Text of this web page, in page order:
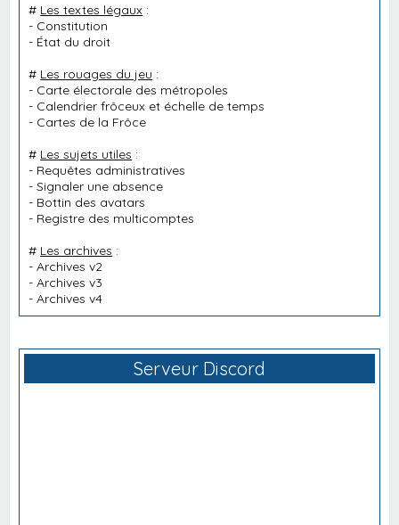
# Les textes légaux :
- Constitution
- État du droit
# Les rouages du jeu :
- Carte électorale des métropoles
- Calendrier frôceux et échelle de temps
- Cartes de la Frôce
# Les sujets utiles :
- Requêtes administratives
-Signaler une absence
- Bottin des avatars
- Registre des multicomptes
# Les archives :
-Archives v2
-Archives v3
-Archives v4
Serveur Discord